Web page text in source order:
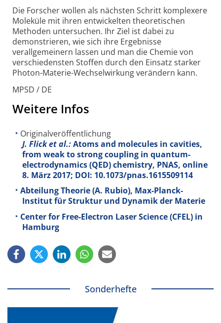
Die Forscher wollen als nächsten Schritt komplexere
Moleküle mit ihren entwickelten theoretischen
Methoden untersuchen. Ihr Ziel ist dabei zu
demonstrieren, wie sich ihre Ergebnisse
verallgemeinern lassen und man die Chemie von
verschiedensten Stoffen durch den Einsatz starker
Photon-Materie-Wechselwirkung verändern kann.
MPSD / DE
Weitere Infos
Originalveröffentlichung
J. Flick et al.:Atoms and molecules in cavities,
from weak to strong coupling in quantum-
electrodynamics (QED) chemistry, PNAS, online
8. März 2017; DOI: 10.1073/pnas.1615509114
Abteilung Theorie (A. Rubio), Max-Planck-
Institut für Struktur und Dynamik der Materie
Center for Free-Electron Laser Science (CFEL) in
Hamburg
Sonderhefte